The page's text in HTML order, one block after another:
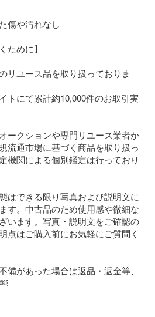
傷や汚れなし
ために】
リユース品を取り扱っておりま
トにて累計約10,000件のお取引実
ークションや専門リユース業者か
流通市場に基づく商品を取り扱っ
機関による個別鑑定は行っており
はできる限り写真および説明文に
す。中古品のため使用感や微細な
います。写真・説明文をご確認の
点はご購入前にお気軽にご質問く
備があった場合は返品・返金等、
￼